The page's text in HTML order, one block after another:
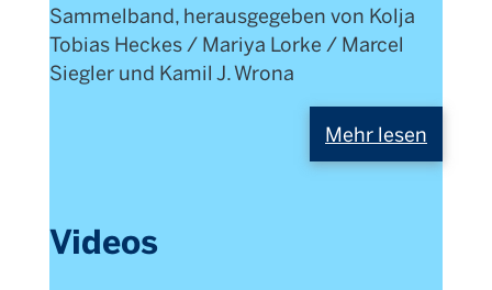
Sammelband, herausgegeben von Kolja
Tobias Heckes / Mariya Lorke / Marcel
Siegler und Kamil J. Wrona
Mehr lesen
Videos